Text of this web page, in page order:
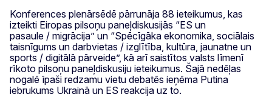
Konferences plenārsēdē pārrunāja 88 ieteikumus, kas
izteikti Eiropas pilsoņu paneļdiskusijās “ES un
pasaule / migrācija” un “Spēcīgāka ekonomika, sociālais
taisnīgums un darbvietas / izglītība, kultūra, jaunatne un
sports / digitālā pārveide”, kā arī saistītos valsts līmenī
rīkoto pilsoņu paneļdiskusiju ieteikumus. Šajā nedēļas
nogalē īpaši redzamu vietu debatēs ieņēma Putina
iebrukums Ukrainā un ES reakcija uz to.